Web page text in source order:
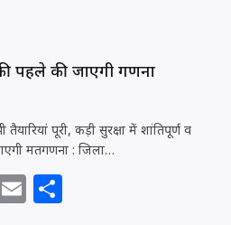
l e
पहले की जाएगी गणना
पूरी, कड़ी सुरक्षा में शांतिपूर्ण व
मतगणना : जिला…
E